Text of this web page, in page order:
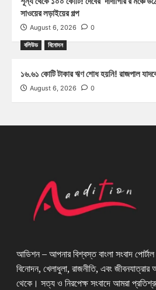
সাওয়ের লড়াইয়ের গল্প
August 6, 2026 0
বলিউড বিনোদন
১৬.৬১ কোটি টাকার ঋণ শোধ হয়নি! রাজপাল
August 6, 2026 0
আডিশন – আপনার বিশ্বস্ত বাংলা সংবাদ
বিনোদন, খেলাধুলা, রাজনীতি, এবং
থেকে। সত্য ও নিরপেক্ষ সংবাদে আমরা